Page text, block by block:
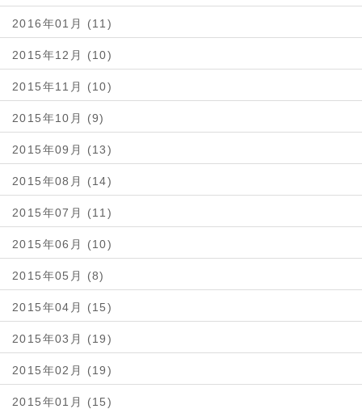
2016年01月 (11)
2015年12月 (10)
2015年11月 (10)
2015年10月 (9)
2015年09月 (13)
2015年08月 (14)
2015年07月 (11)
2015年06月 (10)
2015年05月 (8)
2015年04月 (15)
2015年03月 (19)
2015年02月 (19)
2015年01月 (15)